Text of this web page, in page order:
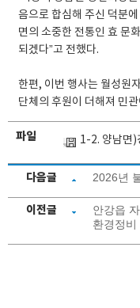
음으로 합심해 주신 덕분
면의 소중한 전통인 효 문
되겠다”고 전했다.
한편, 이번 행사는 월성원
단체의 후원이 더해져 민
파일 1-2. 양남면)
다음글 2026년
이전글
안강읍
환경정비